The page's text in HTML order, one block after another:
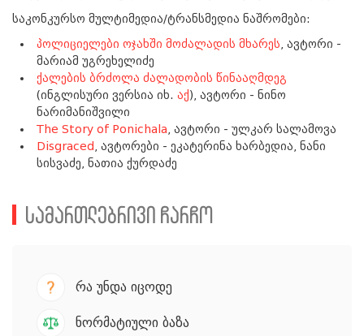
საკონკურსო მულტიმედია/ტრანსმედია ნაშრომები:
პოლიციელები ოჯახში მოძალადის მხარეს, ავტორი -
მარიამ უგრეხელიძე
ქალების ბრძოლა ძალადობის წინააღმდეგ
(ინგლისური ვერსია იხ. აქ), ავტორი - ნინო
ნარიმანიშვილი
The Story of Ponichala, ავტორი - ულკარ სალამოვა
Disgraced, ავტორები - ეკატერინა ხარბედია, ნანი
სისვაძე, ნათია ქურდაძე
სამართლებრივი ჩარჩო
რა უნდა იცოდე
ნორმატიული ბაზა